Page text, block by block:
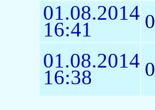
01.08.2014
16:41 0
01.08.2014
16:38 0